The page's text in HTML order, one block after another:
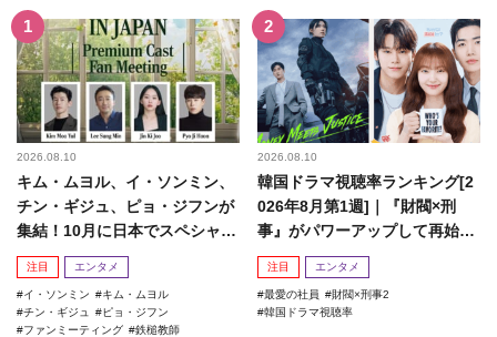
2026.08.10
キム・ムヨル、イ・ソンミン、
チン・ギジュ、ピョ・ジフンが
集結！10月に日本でスペシャル
ファンミーティング開催決...
注目 エンタメ
イ・ソンミン
キム・ムヨル
チン・ギジュ
ピョ・ジフン
ファンミーティング
鉄槌教師
2026.08.10
韓国ドラマ視聴率ランキング[2
026年8月第1週]｜『財閥×刑
事』がパワーアップして再始
動！
注目 エンタメ
最愛の社員
財閥×刑事2
韓国ドラマ視聴率